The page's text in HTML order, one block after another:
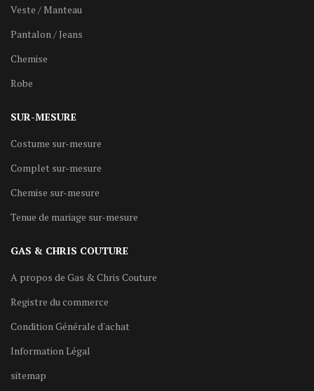
Veste / Manteau
Pantalon / Jeans
Chemise
Robe
SUR-MESURE
Costume sur-mesure
Complet sur-mesure
Chemise sur-mesure
Tenue de mariage sur-mesure
GAS & CHRIS COUTURE
A propos de Gas & Chris Couture
Registre du commerce
Condition Générale d'achat
Information Légal
sitemap